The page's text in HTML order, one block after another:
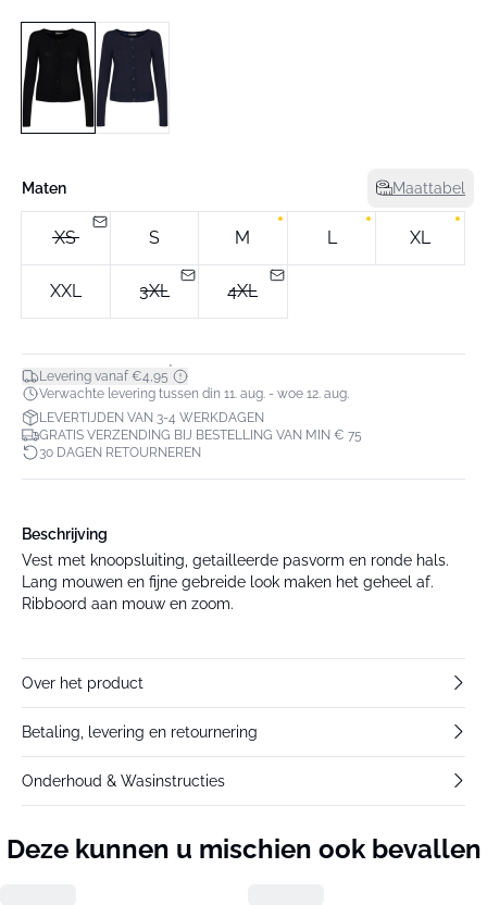
Maten Maattabel
XS S M L XL
XXL 3XL 4XL
Levering vanaf €4,95*
Verwachte levering tussen din 11. aug. - woe 12. aug.
LEVERTIJDEN VAN 3-4 WERKDAGEN
GRATIS VERZENDING BIJ BESTELLING VAN MIN € 75
30 DAGEN RETOURNEREN
Beschrijving
Vest met knoopsluiting, getailleerde pasvorm en ronde hals.
Lang mouwen en fijne gebreide look maken het geheel af.
Ribboord aan mouw en zoom.
Over het product
Betaling, levering en retournering
Onderhoud & Wasinstructies
Deze kunnen u mischien ook bevallen